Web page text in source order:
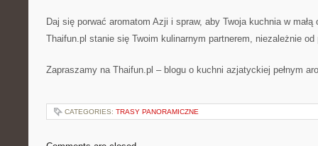
Daj się porwać aromatom Azji i spraw, aby Twoja kuchnia w małą
Thaifun.pl stanie się Twoim kulinarnym partnerem, niezależnie
Zapraszamy na Thaifun.pl – blogu o kuchni azjatyckiej pełnym
CATEGORIES: TRASY PANORAMICZNE